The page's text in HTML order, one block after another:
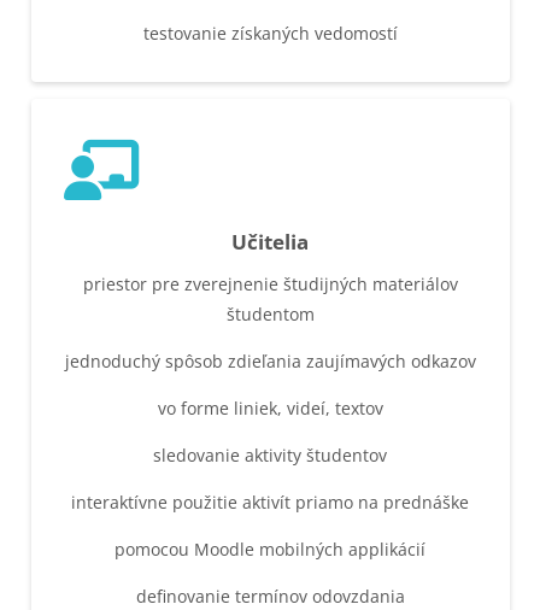
testovanie získaných vedomostí
Učitelia
priestor pre zverejnenie študijných materiálov
študentom
jednoduchý spôsob zdieľania zaujímavých odkazov
vo forme liniek, videí, textov
sledovanie aktivity študentov
interaktívne použitie aktivít priamo na prednáške
pomocou Moodle mobilných applikácií
definovanie termínov odovzdania